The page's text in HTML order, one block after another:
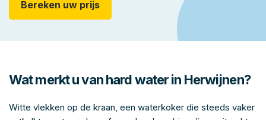
Bereken uw prijs
Wat merkt u van hard water in Herwijnen?
Witte vlekken op de kraan, een waterkoker die steeds vaker